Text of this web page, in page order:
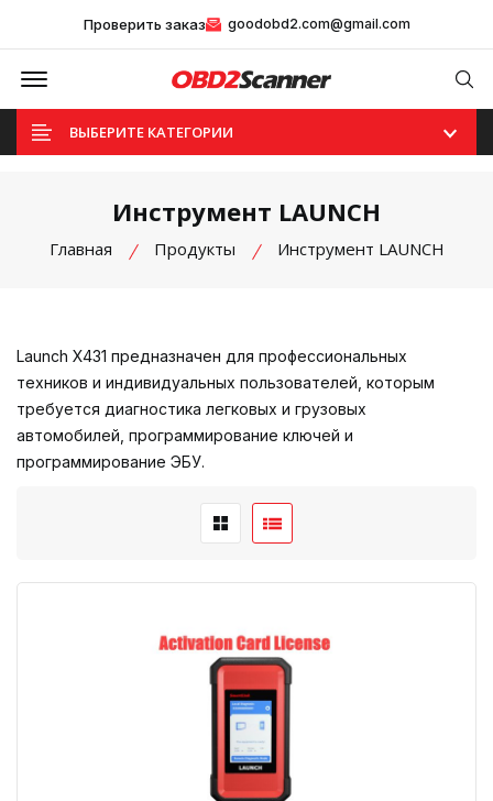
Проверить заказ goodobd2.com@gmail.com
Offcanvas Menu Open
ВЫБЕРИТЕ КАТЕГОРИИ
Инструмент LAUNCH
Главная Продукты Инструмент LAUNCH
Launch X431 предназначен для профессиональных
техников и индивидуальных пользователей, которым
требуется диагностика легковых и грузовых
автомобилей, программирование ключей и
программирование ЭБУ.